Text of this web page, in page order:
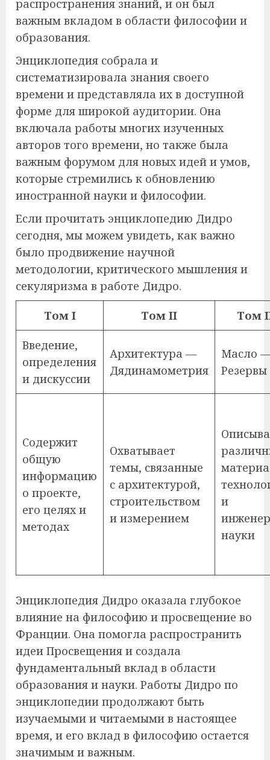
распространения знаний, и он был
важным вкладом в области философии и
образования.
Энциклопедия собрала и
систематизировала знания своего
времени и представляла их в доступной
форме для широкой аудитории. Она
включала работы многих изученных
авторов того времени, но также была
важным форумом для новых идей и умов,
которые стремились к обновлению
иностранной науки и философии.
Если прочитать энциклопедию Дидро
сегодня, мы можем увидеть, как важно
было продвижение научной
методологии, критического мышления и
секуляризма в работе Дидро.
Том I Том II Том
Введение,
определения
и дискуссии
Архитектура —
Дядинамометрия
Масло
Резервы
Содержит
общую
информацию
о проекте,
его целях и
методах
Охватывает
темы, связанные
с архитектурой,
строительством
и измерением
и
науки
Энциклопедия Дидро оказала глубокое
влияние на философию и просвещение во
Франции. Она помогла распространить
идеи Просвещения и создала
фундаментальный вклад в области
образования и науки. Работы Дидро по
энциклопедии продолжают быть
изучаемыми и читаемыми в настоящее
время, и его вклад в философию остается
значимым и важным.